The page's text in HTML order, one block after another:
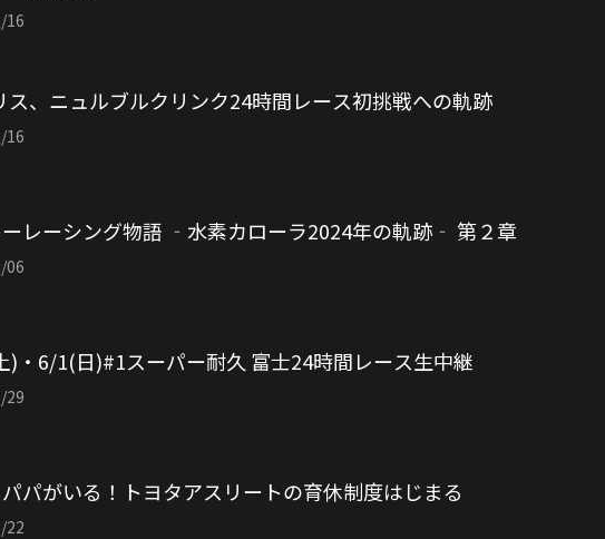
16
ス、ニュルブルクリンク24時間レース初挑戦への軌跡
16
レーシング物語 ‐水素カローラ2024年の軌跡‐ 第２章
06
)・6/1(日)#1スーパー耐久 富士24時間レース生中継
29
パがいる！トヨタアスリートの育休制度はじまる
22